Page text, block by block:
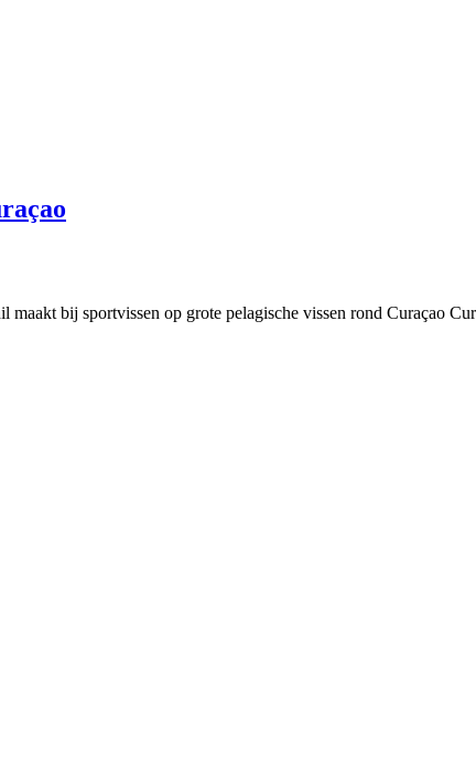
bij sportvissen op grote pelagische vissen rond Curaçao